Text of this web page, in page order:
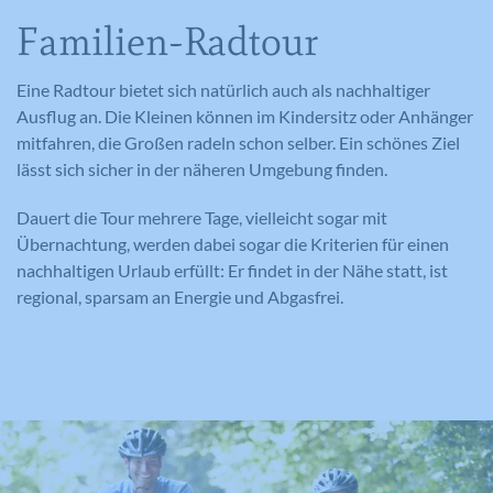
Familien-Radtour
Eine Radtour bietet sich natürlich auch als nachhaltiger
Ausflug an. Die Kleinen können im Kindersitz oder Anhänger
mitfahren, die Großen radeln schon selber. Ein schönes Ziel
lässt sich sicher in der näheren Umgebung finden.
Dauert die Tour mehrere Tage, vielleicht sogar mit
Übernachtung, werden dabei sogar die Kriterien für einen
nachhaltigen Urlaub erfüllt: Er findet in der Nähe statt, ist
regional, sparsam an Energie und Abgasfrei.
Name _gid
Anbieter Google Analytics
Laufzeit 1 Tag
Zweck
verwendet wird, um statistische Daten
dazu, wie der Besucher die Website
nutzt, zu generieren.
Anbieter Google Analytics
Laufzeit 2 Jahre
Name
Laufzeit 1 Tag
Zweck
Registriert eine eindeutige ID auf
basierend auf dem geografischen GPS-
Standort zu ermöglichen.
Laufzeit 179 Tage
Versucht, die Benutzerbandbreite auf